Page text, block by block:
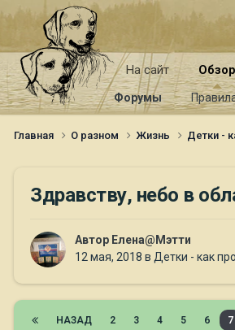
На сайт Обзор
Форумы
Главная О разном Жизнь Детки -
Здравству, небо в
Автор Елена@Мэтти
12 мая, 2018 в Детки - как
НАЗАД 2 3 4 5 6 7